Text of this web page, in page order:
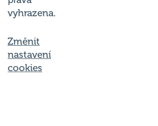
vyhrazena.
Změnit
nastavení
cookies